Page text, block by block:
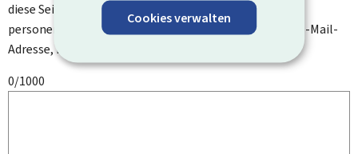
Cookies verwalten
diese Seite zu verbessern. Bitte geben Sie keine
personenbezogenen Daten an, wie zum Beispiel Ihre E-Mail-
Adresse, Ihren Namen oder Ihre Telefonnummer.
0/1000